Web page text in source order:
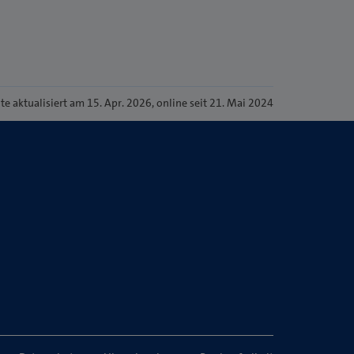
aktualisiert am 15. Apr. 2026, online seit 21. Mai 2024